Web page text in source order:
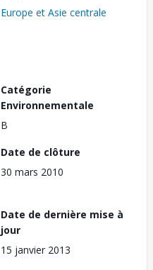
Europe et Asie centrale
Catégorie
Environnementale
B
Date de clôture
30 mars 2010
Date de dernière mise à
jour
15 janvier 2013